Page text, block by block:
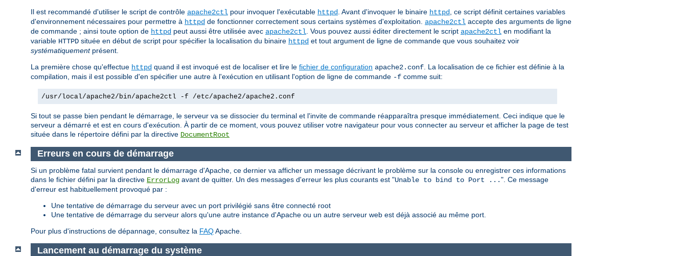
Il est recommandé d'utiliser le script de contrôle apache2ctl pour invoquer l'exécutable httpd . Avant d'invoquer le binaire httpd
, ce script définit certaines variables
d'environnement nécessaires pour permettre à httpd de fonctionner correctement sous certains systèmes d'exploitation. apache2ctl accepte des arguments de ligne
de commande ; ainsi toute option de httpd peut aussi être utilisée avec apache2ctl . Vous pouvez aussi éditer directement le script apache2ctl en modifiant la
variable HTTPD située en début de script pour spécifier la localisation du binaire httpd et tout argument de ligne de commande que vous souhaitez voir
systématiquementprésent.
La première chose qu'effectue httpd quand il est invoqué est de localiser et lire le fichier de configuration apache2.conf . La localisation de ce fichier est définie à la
compilation, mais il est possible d'en spécifier une autre à l'exécution en utilisant l'option de ligne de commande -f comme suit:
/usr/local/apache2/bin/apache2ctl -f /etc/apache2/apache2.conf
Si tout se passe bien pendant le démarrage, le serveur va se dissocier du terminal et l'invite de commande réapparaîtra presque immédiatement. Ceci indique que le
serveur a démarré et est en cours d'exécution. À partir de ce moment, vous pouvez utiliser votre navigateur pour vous connecter au serveur et afficher la page de test
située dans le répertoire défini par la directive DocumentRoot
Erreurs en cours de démarrage
Si un problème fatal survient pendant le démarrage d'Apache, ce dernier va afficher un message décrivant le problème sur la console ou enregistrer ces informations
dans le fichier défini par la directive ErrorLog avant de quitter. Un des messages d'erreur les plus courants est "Unable to bind to Port ...". Ce message
d'erreur est habituellement provoqué par :
Une tentative de démarrage du serveur avec un port privilégié sans être connecté root
Une tentative de démarrage du serveur alors qu'une autre instance d'Apache ou un autre serveur web est déjà associé au même port.
Pour plus d'instructions de dépannage, consultez la FAQApache.
Lancement au démarrage du système